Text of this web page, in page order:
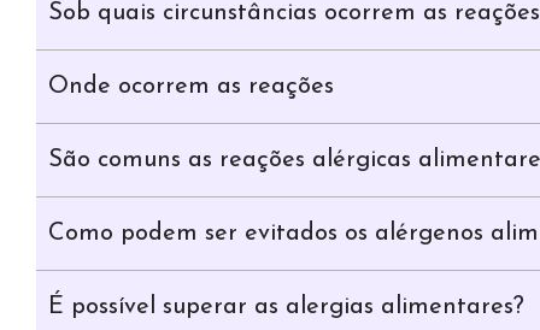
Sob quais circunstâncias ocorrem as reações
Onde ocorrem as reações
São comuns as reações alérgicas
Como podem ser evitados os alérgenos
É possível superar as alergias alimentares?